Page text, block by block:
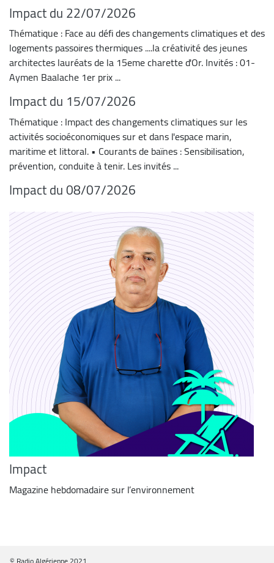
Impact du 22/07/2026
Thématique : Face au défi des changements climatiques et des
logements passoires thermiques ....la créativité des jeunes
architectes lauréats de la 15eme charette d'Or. Invités : 01-
Aymen Baalache 1er prix ...
Impact du 15/07/2026
Thématique : Impact des changements climatiques sur les
activités socioéconomiques sur et dans l'espace marin,
maritime et littoral. • Courants de baïnes : Sensibilisation,
prévention, conduite à tenir. Les invités ...
Impact du 08/07/2026
Impact
Magazine hebdomadaire sur l’environnement